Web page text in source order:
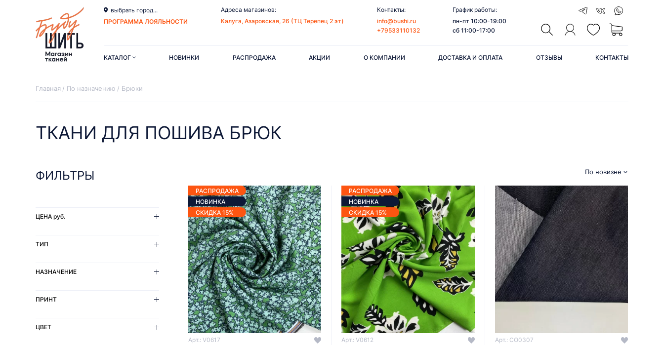
выбрать город...
ПРОГРАММА ЛОЯЛЬНОСТИ
Адреса магазинов:
Калуга, Азаровская, 26 (ТЦ Терепец 2 эт)
Контакты:
info@bushi.ru
+79533110132
График работы:
пн-пт 10:00-19:00
сб 11:00-17:00
КАТАЛОГ НОВИНКИ РАСПРОДАЖА АКЦИИ О КОМПАНИИ ДОСТАВКА И ОПЛАТА ОТЗЫВЫ КОНТАКТЫ
Главная По назначению Брюки
ТКАНИ ДЛЯ ПОШИВА БРЮК
ФИЛЬТРЫ
ЦЕНА руб.
ТИП
НАЗНАЧЕНИЕ
ПРИНТ
ЦВЕТ
По новизне
РАСПРОДАЖА
НОВИНКА
СКИДКА 15%
Арт.: V0617
РАСПРОДАЖА
НОВИНКА
СКИДКА 15%
Арт.: V0612 Арт.: CO0307